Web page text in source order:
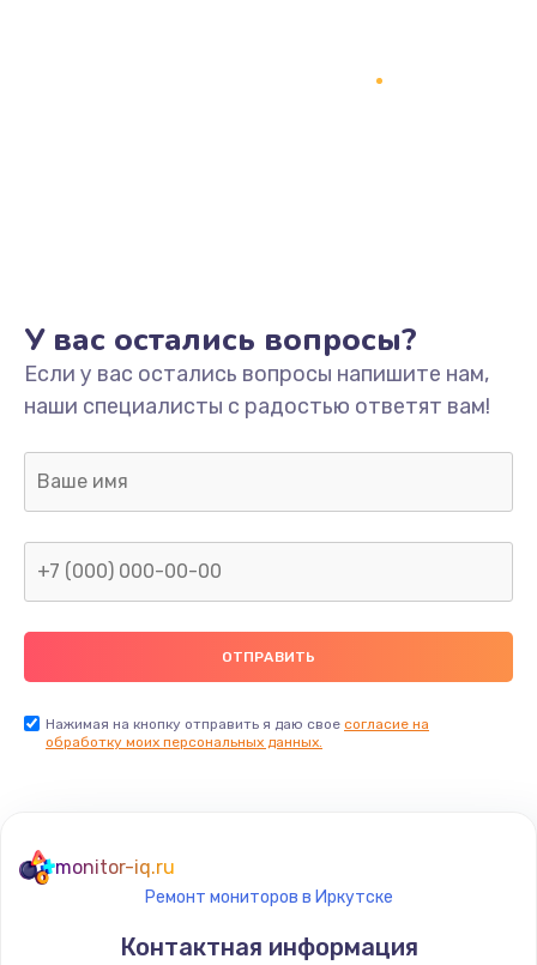
У вас остались вопросы?
Если у вас остались вопросы напишите нам,
наши специалисты с радостью ответят вам!
Нажимая на кнопку отправить я даю свое согласие на
обработку моих персональных данных.
monitor-iq.ru
Ремонт мониторов в Иркутске
Контактная информация